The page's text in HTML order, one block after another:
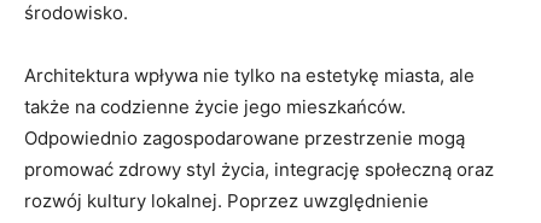
środowisko.
Architektura wpływa nie tylko na ⁤estetykę miasta, ale
także ⁢na codzienne życie jego mieszkańców.
Odpowiednio zagospodarowane⁣ przestrzenie mogą​
promować zdrowy ⁣styl​ życia, integrację społeczną⁣ oraz
rozwój kultury lokalnej. Poprzez⁢ uwzględnienie